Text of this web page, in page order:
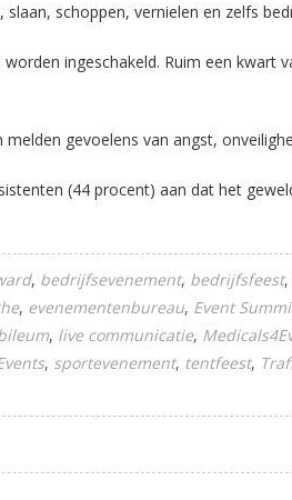
schoppen, vernielen en zelfs
ingeschakeld. Ruim een
gevoelens van angst,
(44 procent) aan dat het
bedrijfsevenement bedrijfsfeest
evenementenbureau Event
live communicatie
sportevenement tentfeest